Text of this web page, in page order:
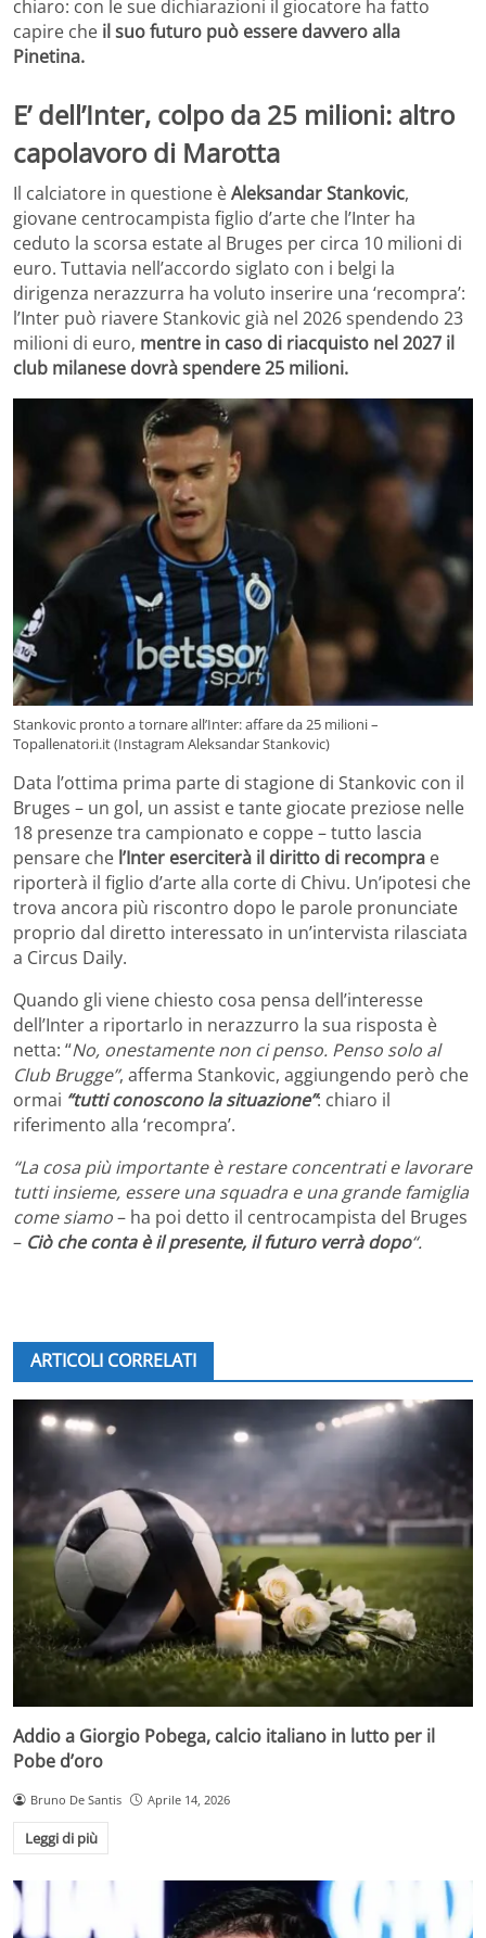
chiaro: con le sue dichiarazioni il giocatore ha fatto
capire che il suo futuro può essere davvero alla
Pinetina.
E’ dell’Inter, colpo da 25 milioni: altro
capolavoro di Marotta
Il calciatore in questione èAleksandar Stankovic,
giovane centrocampista figlio d’arte che l’Inter ha
ceduto la scorsa estate al Bruges per circa 10 milioni di
euro. Tuttavia nell’accordo siglato con i belgi la
dirigenza nerazzurra ha voluto inserire una ‘recompra’:
l’Inter può riavere Stankovic già nel 2026 spendendo 23
milioni di euro, mentre in caso di riacquisto nel 2027 il
club milanese dovrà spendere 25 milioni.
Stankovic pronto a tornare all’Inter: affare da 25 milioni –
Topallenatori.it (Instagram Aleksandar Stankovic)
Data l’ottima prima parte di stagione di Stankovic con il
Bruges – un gol, un assist e tante giocate preziose nelle
18 presenze tra campionato e coppe – tutto lascia
pensare che l’Inter eserciterà il diritto di recompra e
riporterà il figlio d’arte alla corte di Chivu. Un’ipotesi che
trova ancora più riscontro dopo le parole pronunciate
proprio dal diretto interessato in un’intervista rilasciata
a Circus Daily.
Quando gli viene chiesto cosa pensa dell’interesse
dell’Inter a riportarlo in nerazzurro la sua risposta è
netta: “No, onestamente non ci penso. Penso solo al
Club Brugge”, afferma Stankovic, aggiungendo però che
ormai “tutti conoscono la situazione”: chiaro il
riferimento alla ‘recompra’.
“La cosa più importante è restare concentrati e lavorare
tutti insieme, essere una squadra e una grande famiglia
come siamo– ha poi detto il centrocampista del Bruges
– Ciò che conta è il presente, il futuro verrà dopo“.
ARTICOLI CORRELATI
Addio a Giorgio Pobega, calcio italiano in lutto per il
Pobe d’oro
Bruno De Santis Aprile 14, 2026
Leggi di più